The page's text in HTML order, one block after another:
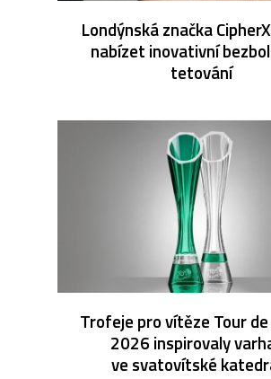
Londýnská značka
nabízet inovativní
tetování
Trofeje pro vítěze Tour
2026 inspirovaly
ve svatovítské